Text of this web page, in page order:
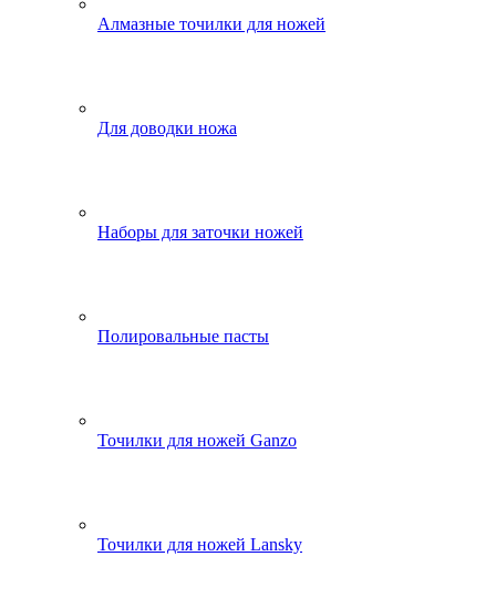
Алмазные точилки для ножей
Для доводки ножа
Наборы для заточки ножей
Полировальные пасты
Точилки для ножей Ganzo
Точилки для ножей Lansky